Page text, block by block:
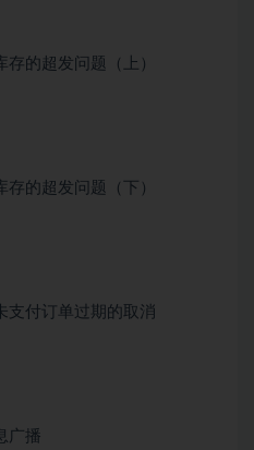
的超发问题（上）
的超发问题（下）
支付订单过期的取消
广播